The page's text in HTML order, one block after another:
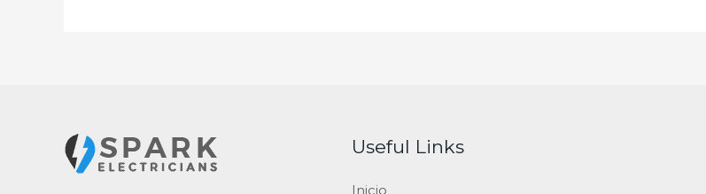
Useful Links
Inicio